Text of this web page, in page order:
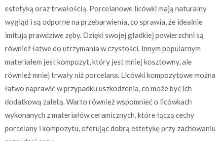
estetyką oraz trwałością. Porcelanowe licówki mają naturalny
wygląd i są odporne na przebarwienia, co sprawia, że idealnie
imitują prawdziwe zęby. Dzięki swojej gładkiej powierzchni są
również łatwe do utrzymania w czystości. Innym popularnym
materiałem jest kompozyt, który jest mniej kosztowny, ale
również mniej trwały niż porcelana. Licówki kompozytowe można
łatwo naprawić w przypadku uszkodzenia, co może być ich
dodatkową zaletą. Warto również wspomnieć o licówkach
wykonanych z materiałów ceramicznych, które łączą cechy
porcelany i kompozytu, oferując dobrą estetykę przy zachowaniu